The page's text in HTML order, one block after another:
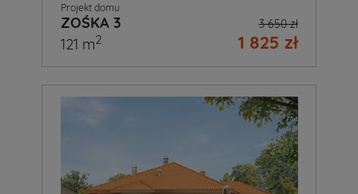
Projekt domu
ZOŚKA 3 3 650 zł
1 825 zł
121 m2